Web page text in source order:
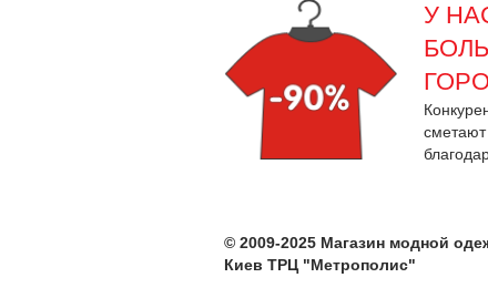
У
© 2009-2025 Магазин модной
Киев ТРЦ "Метрополис"